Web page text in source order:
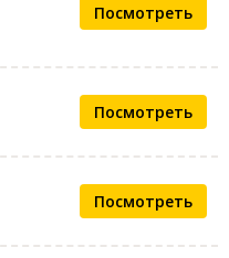
Посмотреть
Посмотреть
Посмотреть